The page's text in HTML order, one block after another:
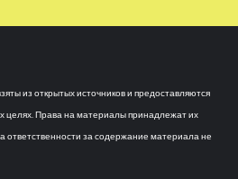
из открытых источников и предоставляются
целях. Права на материалы принадлежат их
ответственности за содержание материала не